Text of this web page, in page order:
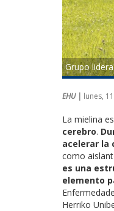
Grupo
EHU | lunes,
La mielina
cerebro.
acelerar la
como
es una
elemento
Herriko